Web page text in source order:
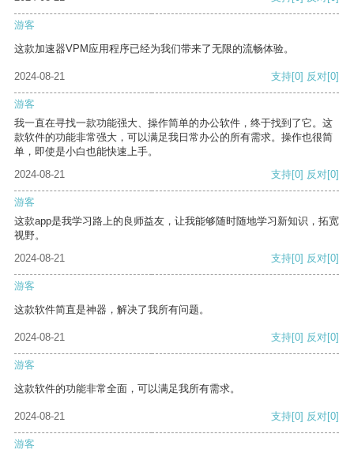
游客
这款加速器VPM应用程序已经为我们带来了无限的流畅体验。
2024-08-21 支持[0] 反对[0]
游客
我一直在寻找一款功能强大、操作简单的办公软件，终于找到了它。这
款软件的功能非常强大，可以满足我日常办公的所有需求。操作也很简
单，即使是小白也能快速上手。
2024-08-21
支持[0] 反对[0]
游客
这款app是我学习路上的良师益友，让我能够随时随地学习新知识，拓宽
视野。
2024-08-21
支持[0] 反对[0]
游客
这款软件简直是神器，解决了我所有问题。
2024-08-21 支持[0] 反对[0]
游客
这款软件的功能非常全面，可以满足我所有需求。
2024-08-21 支持[0] 反对[0]
游客